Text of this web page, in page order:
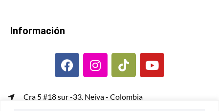
Información
Cra 5 #18 sur -33, Neiva - Colombia